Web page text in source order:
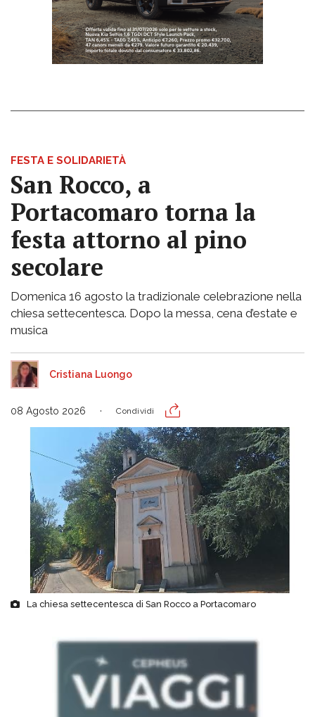
FESTA E SOLIDARIETÀ
San Rocco, a
Portacomaro torna la
festa attorno al pino
secolare
Domenica 16 agosto la tradizionale celebrazione nella
chiesa settecentesca. Dopo la messa, cena d’estate e
musica
Cristiana Luongo
08 Agosto 2026 Condividi
La chiesa settecentesca di San Rocco a Portacomaro